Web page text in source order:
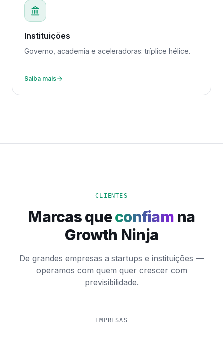
Instituições
Governo, academia e aceleradoras: tríplice hélice.
Saiba mais
CLIENTES
Marcas queconfiamna
Growth Ninja
De grandes empresas a startups e instituições —
operamos com quem quer crescer com
previsibilidade.
EMPRESAS